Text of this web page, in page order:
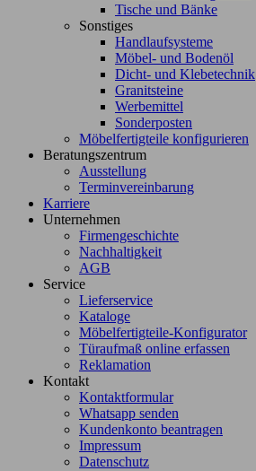
Tische und Bänke
Sonstiges
Handlaufsysteme
Möbel- und Bodenöl
Dicht- und Klebetechnik
Granitsteine
Werbemittel
Sonderposten
Möbelfertigteile konfigurieren
Beratungszentrum
Ausstellung
Terminvereinbarung
Karriere
Unternehmen
Firmengeschichte
Nachhaltigkeit
AGB
Service
Lieferservice
Kataloge
Möbelfertigteile-Konfigurator
Türaufmaß online erfassen
Reklamation
Kontakt
Kontaktformular
Whatsapp senden
Kundenkonto beantragen
Impressum
Datenschutz